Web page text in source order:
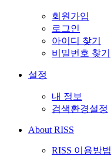
회원가입
로그인
아이디 찾기
비밀번호 찾기
설정
내 정보
검색환경설정
About RISS
RISS 이용방법